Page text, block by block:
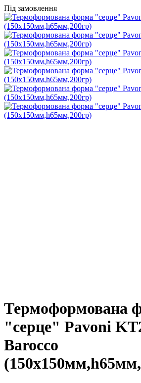
Під замовлення
Термоформована
"серце" Pavoni
Barocco